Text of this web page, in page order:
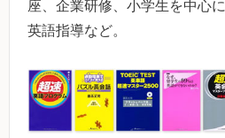
座、企業研修、小学生を中心
英語指導など。